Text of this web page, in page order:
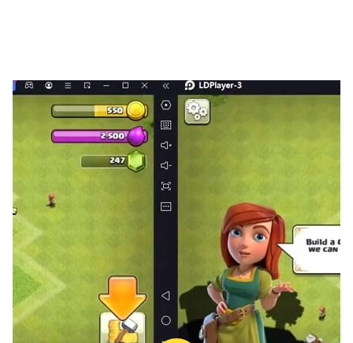
และเกมใหม่
• สนุกกับเกมลับสมองสำหรับผู้ใหญ่และไม่มีเกม wifi!
ขอให้สนุกจ้า!